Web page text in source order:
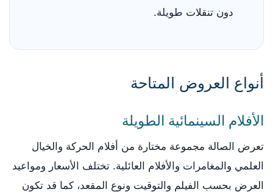
دون تنقلات طويلة.
أنواع العروض المتاحة
الأفلام السينمائية الطويلة
تعرض الصالة مجموعة مختارة من أفلام الحركة والخيال
العلمي والمغامرات والأفلام العائلية. تختلف الأسعار ومواعيد
العرض بحسب الفيلم والتوقيت ونوع المقعد، كما قد تكون